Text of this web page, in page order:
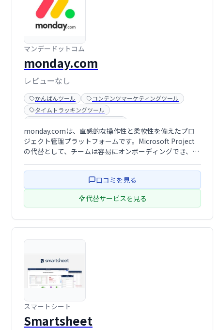
マンデードットコム
monday.com
レビューなし
かんばんツール
コンテンツマーケティングツール
タイムトラッキングツール
プロジェクト管理ツール
顧客管理システム(CRM)
monday.comは、直感的な操作性と柔軟性を備えたプロ
ジェクト管理プラットフォームです。Microsoft Project
の代替として、チームは容易にオンボーディングでき、各
カスタマイズ可能なワークフローなど、生産性向上機能が
充実。プロジェクト … 口コミを見る
代替サービスを見る
スマートシート
Smartsheet